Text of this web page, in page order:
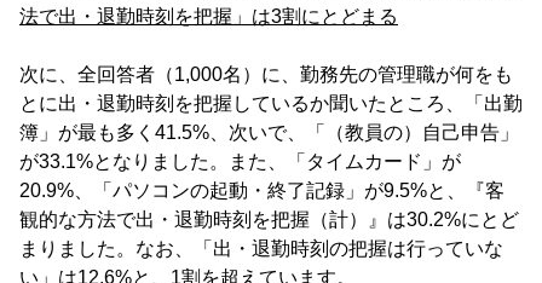
法で出・退勤時刻を把握」は3割にとどまる
次に、全回答者（1,000名）に、勤務先の管理職が何をも
とに出・退勤時刻を把握しているか聞いたところ、「出勤
簿」が最も多く41.5%、次いで、「（教員の）自己申告」
が33.1%となりました。また、「タイムカード」が
20.9%、「パソコンの起動・終了記録」が9.5%と、『客
観的な方法で出・退勤時刻を把握（計）』は30.2%にとど
まりました。なお、「出・退勤時刻の把握は行っていな
い」は12.6%と、1割を超えています。